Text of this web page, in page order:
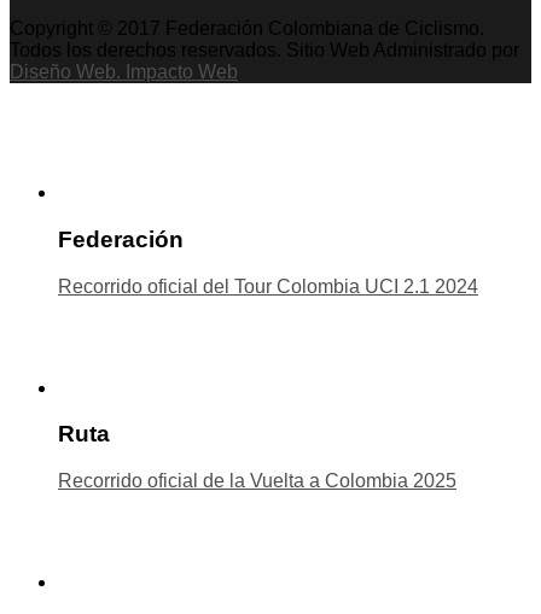
Copyright © 2017 Federación Colombiana de Ciclismo.
Todos los derechos reservados. Sitio Web Administrado por
Diseño Web. Impacto Web
Federación
Recorrido oficial del Tour Colombia UCI 2.1 2024
Ruta
Recorrido oficial de la Vuelta a Colombia 2025